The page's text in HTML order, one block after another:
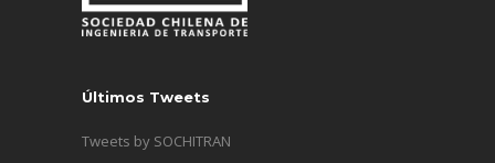
Últimos Tweets
Tweets by SOCHITRAN